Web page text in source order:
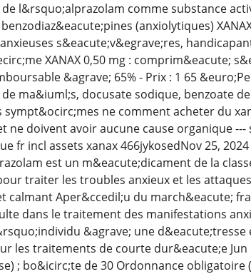
de l&rsquo;alprazolam comme substance
(anxiolytiques)
s&eacute;v&egrave;res,
XANAX 0,50 mg : comprim&eacute;
&agrave; 65% - Prix : 1 65
ma&iuml;s, docusate sodique, benzoate
ne comment acheter du
doivent avoir aucune cause organique
fr incl assets xanax 466jykosedNov 25,
est un m&eacute;dicament de la
traiter les troubles anxieux et les
Aper&ccedil;u du march&eacute;
dans le traitement des manifestations
&agrave; une d&eacute;tresse
les traitements de courte dur&eacute;e Jun
; bo&icirc;te de 30 Ordonnance obligatoire